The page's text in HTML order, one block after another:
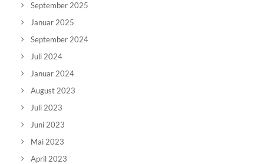
September 2025
Januar 2025
September 2024
Juli 2024
Januar 2024
August 2023
Juli 2023
Juni 2023
Mai 2023
April 2023